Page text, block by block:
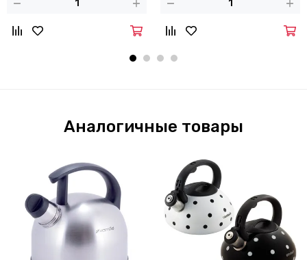
Аналогичные товары